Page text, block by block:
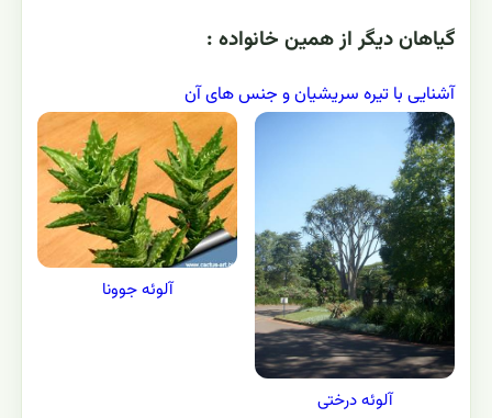
گياهان ديگر از همين خانواده :
آشنایی با تیره سریشیان و جنس های آن
آلوئه درختی
آلوئه جوونا